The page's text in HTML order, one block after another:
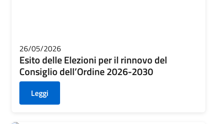
26/05/2026
Esito delle Elezioni per il rinnovo del
Consiglio dell’Ordine 2026-2030
Leggi